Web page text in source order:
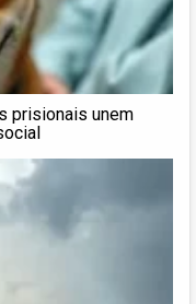
prisionais unem